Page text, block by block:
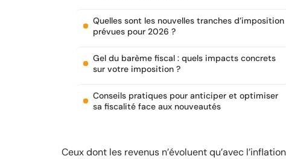
Quelles sont les nouvelles tranches d’imposition
prévues pour 2026 ?
Gel du barème fiscal : quels impacts concrets
sur votre imposition ?
Conseils pratiques pour anticiper et optimiser
sa fiscalité face aux nouveautés
Ceux dont les revenus n’évoluent qu’avec